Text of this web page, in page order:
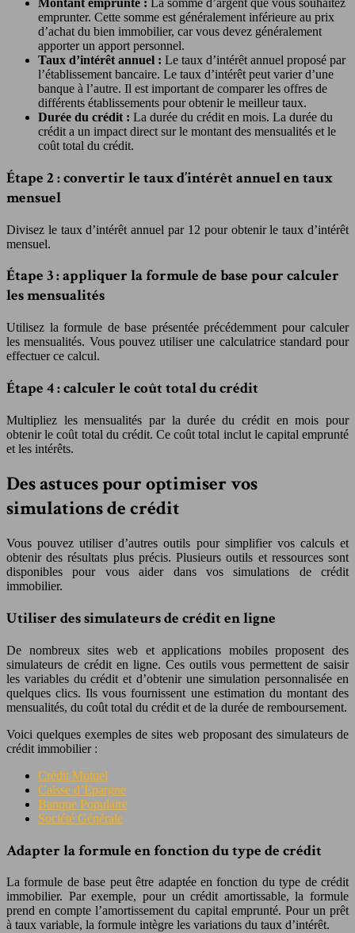
Montant emprunté :
La somme d’argent que vous souhaitez
emprunter. Cette somme est généralement inférieure au prix
d’achat du bien immobilier, car vous devez généralement
apporter un apport personnel.
Taux d’intérêt annuel : Le taux d’intérêt annuel proposé par
l’établissement bancaire. Le taux d’intérêt peut varier d’une
banque à l’autre. Il est important de comparer les offres de
différents établissements pour obtenir le meilleur taux.
Durée du crédit : La durée du crédit en mois. La durée du
crédit a un impact direct sur le montant des mensualités et le
coût total du crédit.
Étape 2 : convertir le taux d’intérêt annuel en taux
mensuel
Divisez le taux d’intérêt annuel par 12 pour obtenir le taux d’intérêt
mensuel.
Étape 3 : appliquer la formule de base pour calculer
les mensualités
Utilisez la formule de base présentée précédemment pour calculer
les mensualités. Vous pouvez utiliser une calculatrice standard pour
effectuer ce calcul.
Étape 4 : calculer le coût total du crédit
Multipliez les mensualités par la durée du crédit en mois pour
obtenir le coût total du crédit. Ce coût total inclut le capital emprunté
et les intérêts.
Des astuces pour optimiser vos
simulations de crédit
Vous pouvez utiliser d’autres outils pour simplifier vos calculs et
obtenir des résultats plus précis. Plusieurs outils et ressources sont
disponibles pour vous aider dans vos simulations de crédit
immobilier.
Utiliser des simulateurs de crédit en ligne
De nombreux sites web et applications mobiles proposent des
simulateurs de crédit en ligne. Ces outils vous permettent de saisir
les variables du crédit et d’obtenir une simulation personnalisée en
quelques clics. Ils vous fournissent une estimation du montant des
mensualités, du coût total du crédit et de la durée de remboursement.
Voici quelques exemples de sites web proposant des simulateurs de
crédit immobilier :
Crédit Mutuel
Caisse d’Epargne
Banque Populaire
Société Générale
Adapter la formule en fonction du type de crédit
La formule de base peut être adaptée en fonction du type de crédit
immobilier. Par exemple, pour un crédit amortissable, la formule
prend en compte l’amortissement du capital emprunté. Pour un prêt
à taux variable, la formule intègre les variations du taux d’intérêt.